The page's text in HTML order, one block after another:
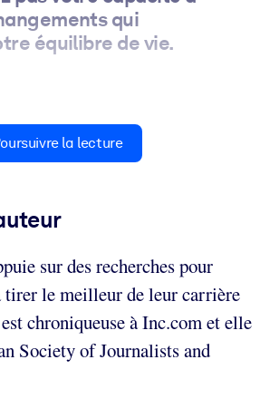
qui
équilibre de vie.
la lecture
sur des recherches pour
tirer le meilleur de leur carrière
chroniqueuse à Inc.com et elle
Society of Journalists and